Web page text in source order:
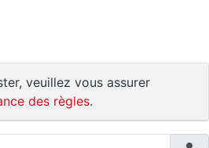
veuillez vous assurer
des règles.